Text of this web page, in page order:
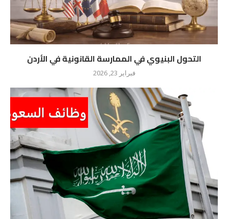
التحول البنيوي في الممارسة القانونية في الأردن
فبراير 23, 2026